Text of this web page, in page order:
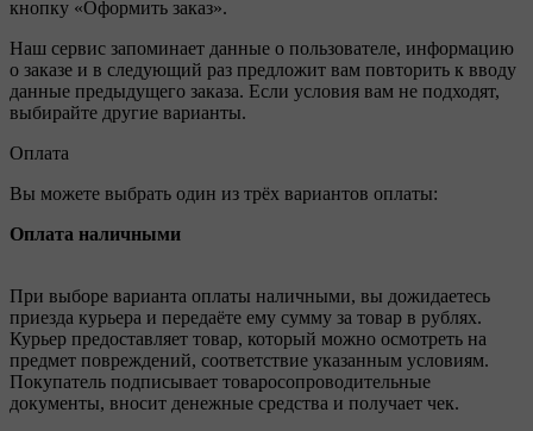
кнопку «Оформить заказ».
Наш сервис запоминает данные о пользователе, информацию
о заказе и в следующий раз предложит вам повторить к вводу
данные предыдущего заказа. Если условия вам не подходят,
выбирайте другие варианты.
Оплата
Вы можете выбрать один из трёх вариантов оплаты:
Оплата наличными
При выборе варианта оплаты наличными, вы дожидаетесь
приезда курьера и передаёте ему сумму за товар в рублях.
Курьер предоставляет товар, который можно осмотреть на
предмет повреждений, соответствие указанным условиям.
Покупатель подписывает товаросопроводительные
документы, вносит денежные средства и получает чек.